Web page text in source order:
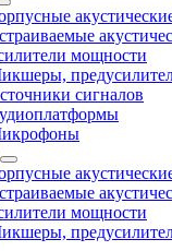
мощности
сигналов
мощности